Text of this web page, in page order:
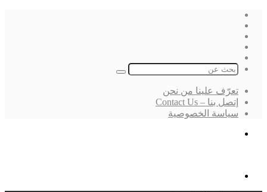
بحث
تعرّف علينا من نحن
إتصل بنا – Contact Us
سياسة الخصوصية